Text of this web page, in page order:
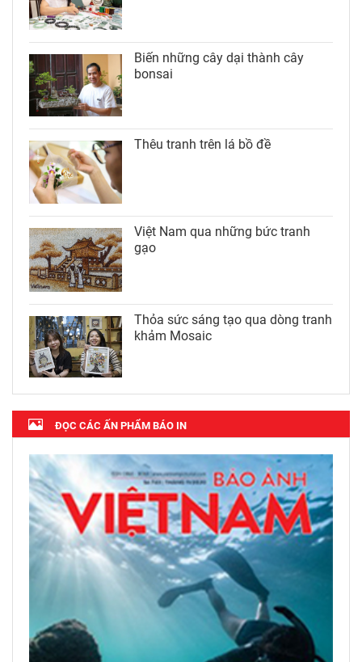
Biến những cây dại thành cây
bonsai
Thêu tranh trên lá bồ đề
Việt Nam qua những bức tranh
gạo
Thỏa sức sáng tạo qua dòng tranh
khảm Mosaic
ĐỌC CÁC ẤN PHẨM BÁO IN